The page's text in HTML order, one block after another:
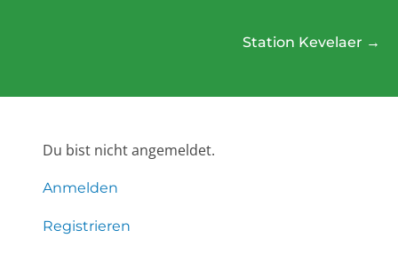
Station Kevelaer →
Du bist nicht angemeldet.
Anmelden
Registrieren